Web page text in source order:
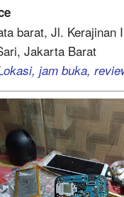
barat, Jl. Kerajinan
Jakarta Barat
jam buka,